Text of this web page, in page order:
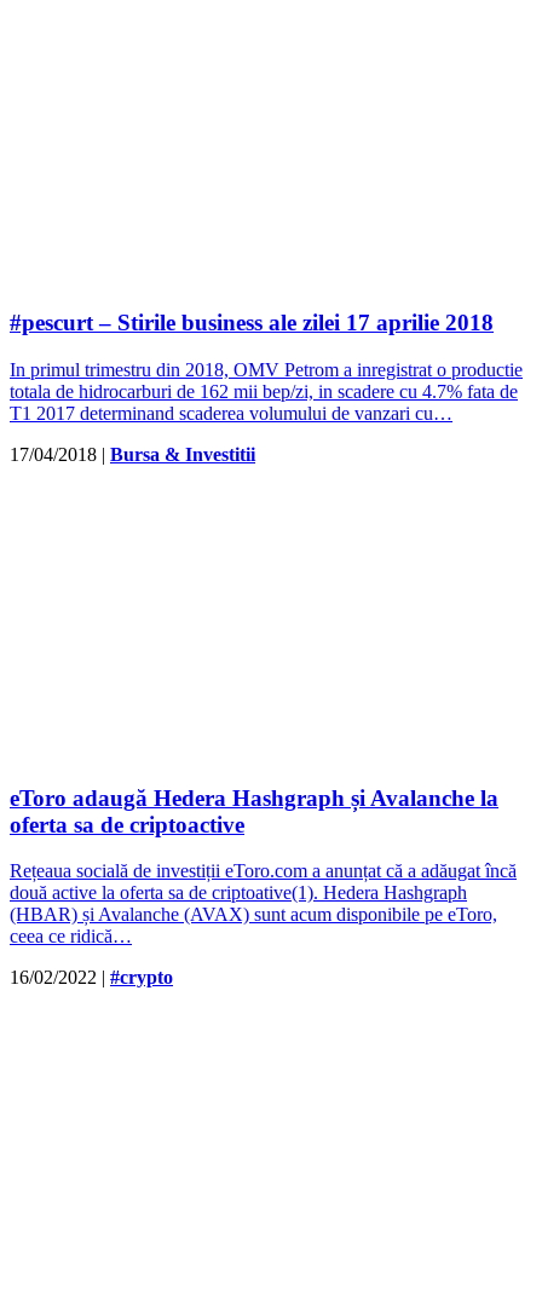
#pescurt – Stirile business ale zilei 17 aprilie 2018
In primul trimestru din 2018, OMV Petrom a inregistrat o productie
totala de hidrocarburi de 162 mii bep/zi, in scadere cu 4.7% fata de
T1 2017 determinand scaderea volumului de vanzari cu…
17/04/2018 | Bursa & Investitii
eToro adaugă Hedera Hashgraph și Avalanche la
oferta sa de criptoactive
Rețeaua socială de investiții eToro.com a anunțat că a adăugat încă
două active la oferta sa de criptoative(1). Hedera Hashgraph
(HBAR) și Avalanche (AVAX) sunt acum disponibile pe eToro,
ceea ce ridică…
16/02/2022 | #crypto